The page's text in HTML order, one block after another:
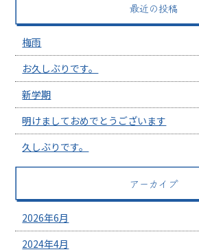
最近の投稿
梅雨
お久しぶりです。
新学期
明けましておめでとうございます
久しぶりです。
アーカイブ
2026年6月
2024年4月